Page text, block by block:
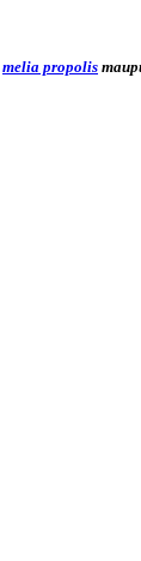
melia propolis